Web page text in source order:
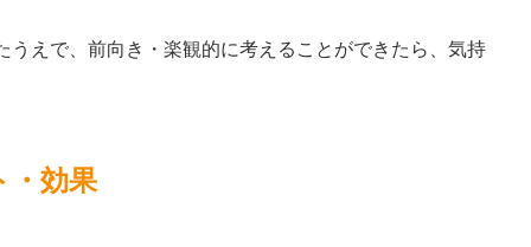
えで、前向き・楽観的に考えることができたら、気持
・効果